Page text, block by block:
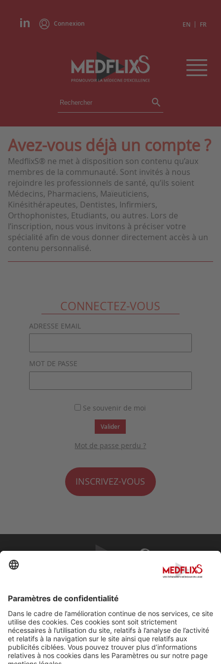
Connexion EN | FR
ÉVÉNEMENTS
INSTITUTIONS
ACADÉMIES
EXPERTS
REVUES DE PRESSE
CONGRÈS EN RÉSUMÉ
Avez-vous déjà un compte ?
MedflixS® ne met à disposition son contenu qu’aux
membres de la communauté. Sont invités à nous
rejoindre les professionnels de santé, qu’ils soient
Médecins, Pharmaciens, Maïeuticiens,
Kinésithérapeutes, Dentistes, Infirmiers,
Orthophonistes, Etudiants, ou autres. Lors de
l’inscription, nous vous invitons à préciser votre
spécialité afin de vous donner directement accès à un
contenu personnalisé.
CONNECTEZ-VOUS
ADRESSE EMAIL
MOT DE PASSE
Se souvenir de moi
Valider
Mot de passe perdu ?
INSCRIVEZ-VOUS
À propos de MedflixS®
Aide
Contact
Mentions légales